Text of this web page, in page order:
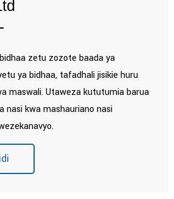
zetu zozote baada ya
ya bidhaa, tafadhali jisikie huru
maswali. Utaweza kututumia barua
nasi kwa mashauriano nasi